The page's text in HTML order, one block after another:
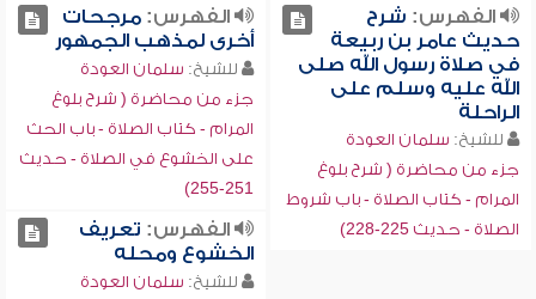
الفهرس: شرح
حديث عامر بن ربيعة
في صلاة رسول الله صلى
الله عليه وسلم على
الراحلة
للشيخ: سلمان العودة
جزء من محاضرة ( شرح بلوغ
المرام - كتاب الصلاة - باب شروط
الصلاة - حديث 225-228)
الفهرس:مرجحات
أخرى لمذهب الجمهور
للشيخ: سلمان العودة
جزء من محاضرة ( شرح بلوغ
المرام - كتاب الصلاة - باب الحث
على الخشوع في الصلاة - حديث
251-255)
الفهرس: تعريف
الخشوع ومحله
للشيخ: سلمان العودة